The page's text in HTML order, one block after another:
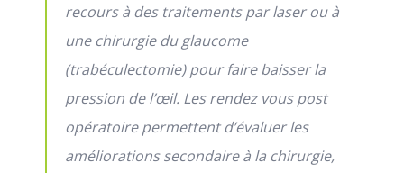
recours à des traitements par laser ou à
une chirurgie du glaucome
(trabéculectomie) pour faire baisser la
pression de l’œil. Les rendez vous post
opératoire permettent d’évaluer les
améliorations secondaire à la chirurgie,